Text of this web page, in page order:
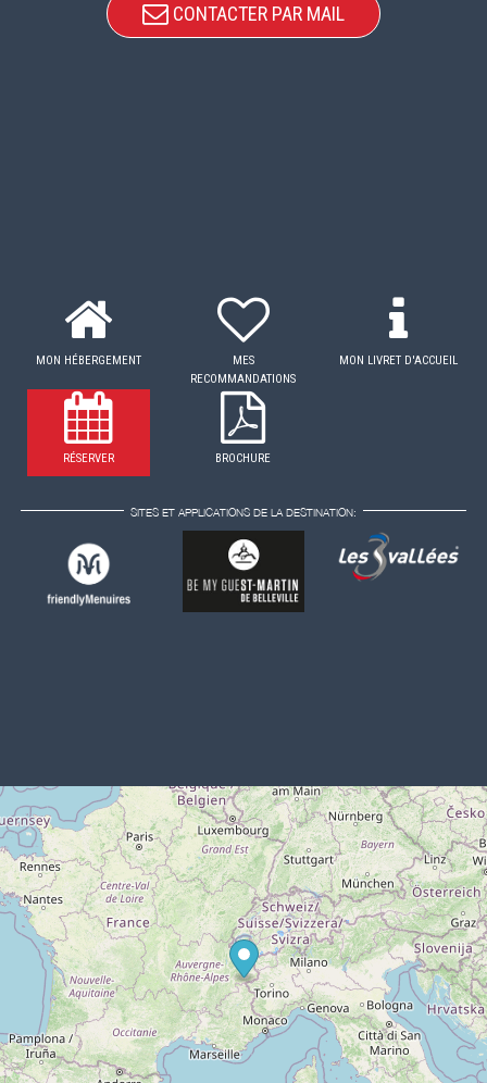
CONTACTER PAR MAIL
MON HÉBERGEMENT
MES
RECOMMANDATIONS
MON LIVRET D'ACCUEIL
RÉSERVER BROCHURE
SITES ET APPLICATIONS DE LA DESTINATION: